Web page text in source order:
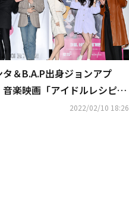
タ＆B.A.P出身ジョンアプ
音楽映画「アイドルレシピ」
クリーンデビュー！“初挑戦
2022/02/10 18:26